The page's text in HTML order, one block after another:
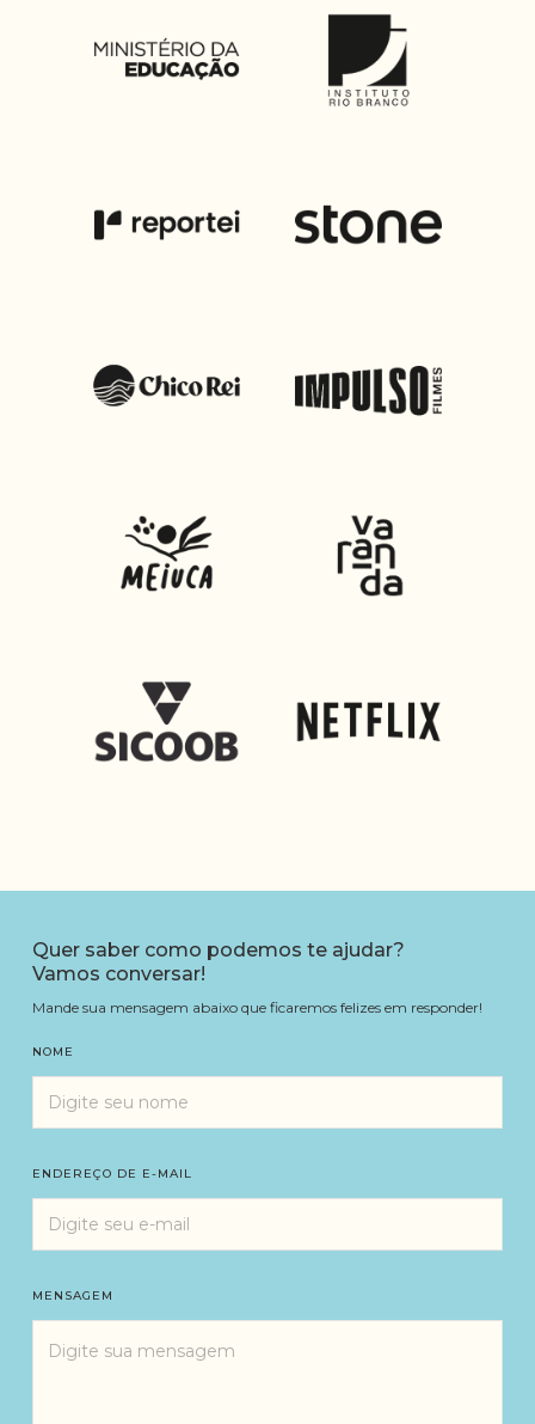
Quer saber como podemos te ajudar?
Vamos conversar!
Mande sua mensagem abaixo que ficaremos felizes em responder!
NOME
ENDEREÇO DE E-MAIL
MENSAGEM